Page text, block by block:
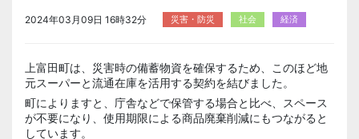
2024年03月09日 16時32分 災害・防災 社会 経済
上富田町は、災害時の備蓄物資を確保するため、このほど地
元スーパーと流通在庫を活用する契約を結びました。
町によりますと、庁舎などで保管する場合と比べ、スペース
が不要になり、使用期限による商品廃棄削減にもつながると
しています。